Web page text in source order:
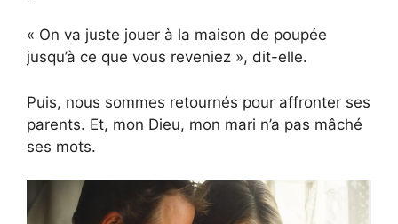
« On va juste jouer à la maison de poupée
jusqu’à ce que vous reveniez », dit-elle.
Puis, nous sommes retournés pour affronter ses
parents. Et, mon Dieu, mon mari n’a pas mâché
ses mots.